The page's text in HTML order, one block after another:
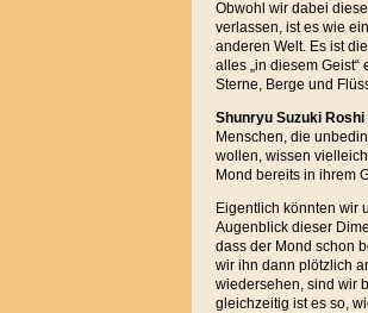
Obwohl wir dabei
verlassen, ist es wie
anderen Welt. Es ist
alles „in diesem Geist“
Sterne, Berge und
Shunryu Suzuki Roshi
Menschen, die
wollen, wissen
Mond bereits in ihrem
Eigentlich könnten wir
Augenblick dieser
dass der Mond schon
wir ihn dann plötzlich
wiedersehen, sind wir
gleichzeitig ist es so,